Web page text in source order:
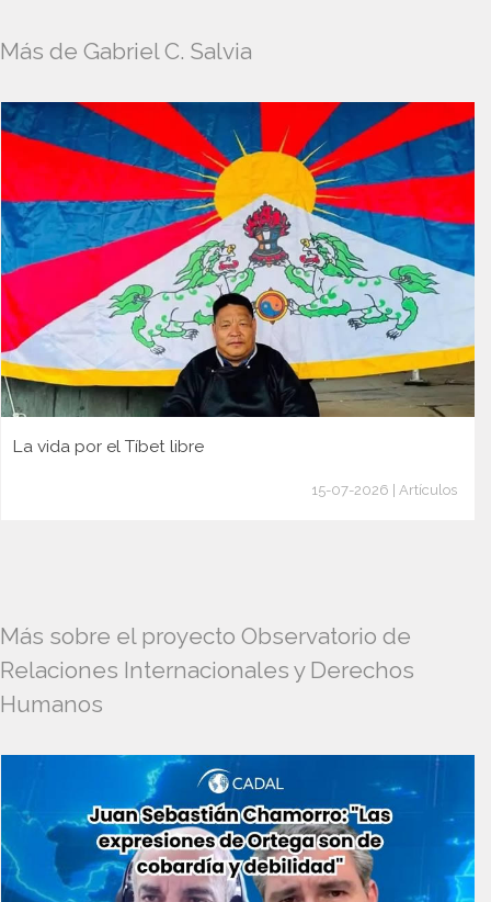
Más de Gabriel C. Salvia
La vida por el Tíbet libre
15-07-2026 | Artículos
Más sobre el proyecto Observatorio de
Relaciones Internacionales y Derechos
Humanos